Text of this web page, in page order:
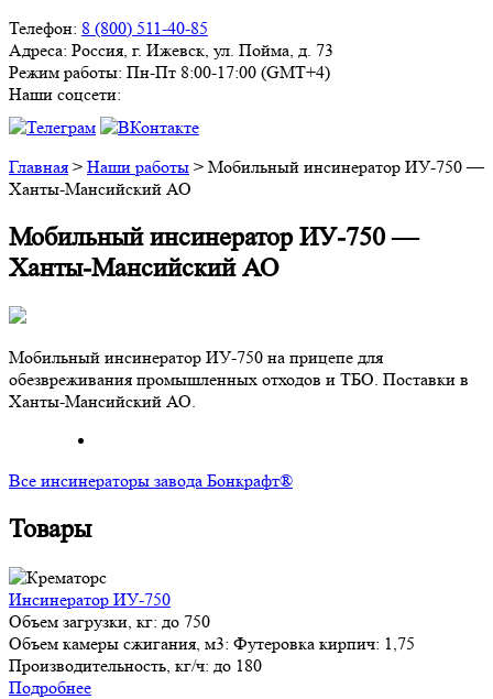
Телефон: 8 (800) 511-40-85
Адреса: Россия, г. Ижевск, ул. Пойма, д. 73
Режим работы: Пн-Пт 8:00-17:00 (GMT+4)
Наши соцсети:
Главная > Наши работы > Мобильный инсинератор ИУ-750 —
Ханты-Мансийский АО
Мобильный инсинератор ИУ-750 —
Ханты-Мансийский АО
Мобильный инсинератор ИУ-750 на прицепе для
обезвреживания промышленных отходов и ТБО. Поставки в
Ханты-Мансийский АО.
Все инсинераторы завода Бонкрафт®
Товары
Инсинератор ИУ-750
Объем загрузки, кг: до 750
Объем камеры сжигания, м3: Футеровка кирпич: 1,75
Производительность, кг/ч: до 180
Подробнее